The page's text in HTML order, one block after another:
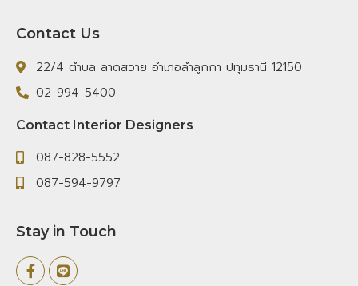
Contact Us
22/4 ตำบล ลาดสวาย อำเภอลำลูกกา ปทุมธานี 12150
02-994-5400
Contact Interior Designers
087-828-5552
087-594-9797
Stay in Touch